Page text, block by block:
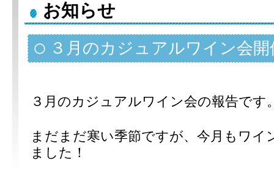
お知らせ
３月のカジュアルワイン会
３月のカジュアルワイン会の報告です
まだまだ寒い季節ですが、今月もワイ
ました！